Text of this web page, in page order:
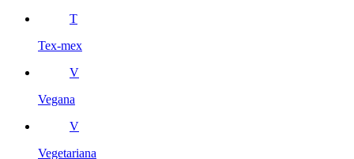
T
Tex-mex
V
Vegana
V
Vegetariana